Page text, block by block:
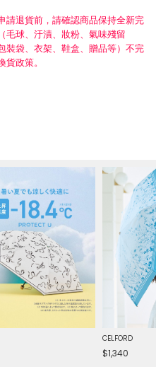
退貨前，請確認商品保持全新完
毛球、汙漬、妝粉、氣味殘留
裝袋、衣架、鞋盒、贈品等）不完
政策。
CELFORD
$1,340